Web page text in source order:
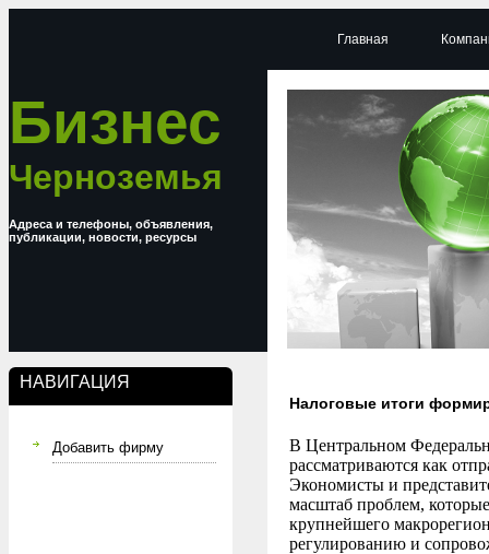
Бизнес
Черноземья
Адреса и телефоны, объявления,
публикации, новости, ресурсы
НАВИГАЦИЯ
Добавить фирму
Главная
Налоговые итоги
В Центральном
рассматриваются как
Экономисты и
масштаб проблем,
крупнейшего
регулированию и